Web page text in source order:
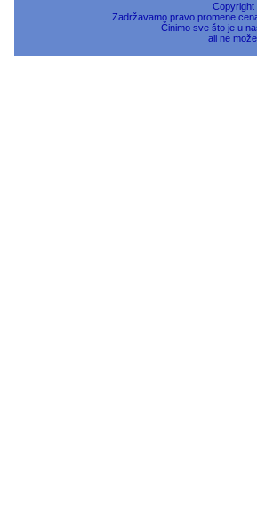
Zadržavamo pravo promene
Činimo sve što je u
ali ne